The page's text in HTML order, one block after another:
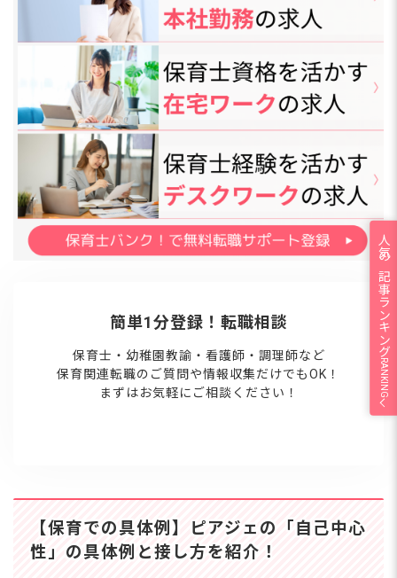
簡単1分登録！転職相談
保育士・幼稚園教諭・看護師・調理師など
保育関連転職のご質問や情報収集だけでもOK！
まずはお気軽にご相談ください！
【保育での具体例】ピアジェの「自己中心
性」の具体例と接し方を紹介！
人気の記事ランキング
RANKING